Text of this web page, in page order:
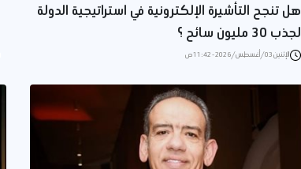
هل تنجح التأشيرة الإلكترونية في استراتيجية الدولة
لجذب 30 مليون سائح ؟
الإثنين 03/أغسطس/2026 - 11:42 ص